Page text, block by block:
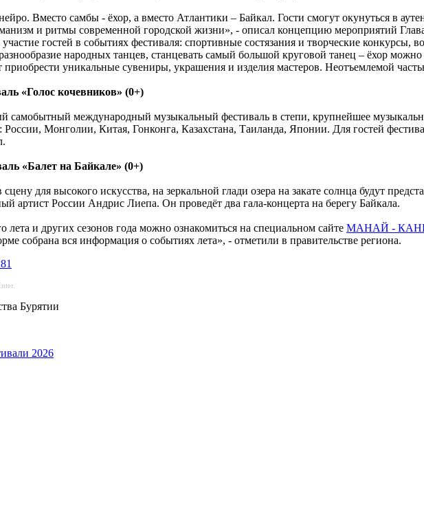
Вместо самбы - ёхор, а вместо Атлантики – Байкал. Гости смогут окунуться в
и ритмы современной городской жизни», - описал концепцию мероприятий
гостей в событиях фестиваля: спортивные состязания и творческие
народных танцев, станцевать самый большой круговой танец – ёхор
приобрести уникальные сувениры, украшения и изделия мастеров. Неотъемлемой
«Голос кочевников» (0+)
самобытный международный музыкальный фестиваль в степи, крупнейшее
России, Монголии, Китая, Гонконга, Казахстана, Таиланда, Японии. Для гостей
«Балет на Байкале» (0+)
для высокого искусства, на зеркальной глади озера на закате солнца будут
артист России Андрис Лиепа. Он проведёт два гала-концерта на берегу Байкала.
и других сезонов года можно ознакомиться на специальном сайте МАНАЙ -
собрана вся информация о событиях лета», - отметили в правительстве региона.
Бурятии
2026